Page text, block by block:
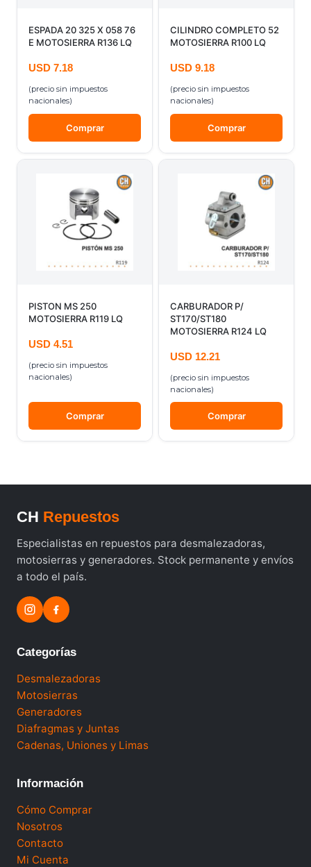
ESPADA 20 325 X 058 76
E MOTOSIERRA R136 LQ
USD 7.18
(precio sin impuestos
nacionales)
Comprar
CILINDRO COMPLETO 52
MOTOSIERRA R100 LQ
USD 9.18
(precio sin impuestos
nacionales)
Comprar
PISTON MS 250
MOTOSIERRA R119 LQ
USD 4.51
(precio sin impuestos
nacionales)
Comprar
CARBURADOR P/
ST170/ST180
MOTOSIERRA R124 LQ
USD 12.21
(precio sin impuestos
nacionales)
Comprar
CH Repuestos
Especialistas en repuestos para desmalezadoras,
motosierras y generadores. Stock permanente y envíos
a todo el país.
Categorías
Desmalezadoras
Motosierras
Generadores
Diafragmas y Juntas
Cadenas, Uniones y Limas
Información
Cómo Comprar
Nosotros
Contacto
Mi Cuenta